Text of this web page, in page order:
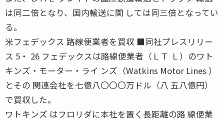
は同二倍となり、国内輸送に関 しては同三倍となってい
る。
米フェデックス 路線便業者を買収 ■同社プレスリリー
ス 5・ 26 フェデックスは路線便業者（ＬＴ Ｌ）のワト
キンズ・モーター・ライ ンズ（Watkins Motor Lines ）
とその 関連会社を七億八〇〇〇万ドル（八 五八億円）
で買収した。
ワトキンズ はフロリダに本社を置く長距離の路 線便業